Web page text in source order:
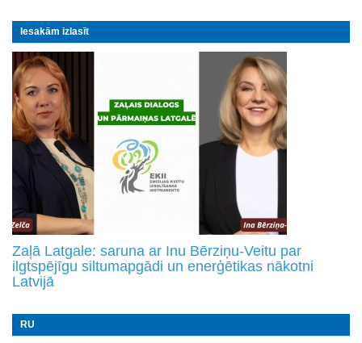
Iesakām izlasīt
Zaļā Latgale: saruna ar Inu Bērziņu-Veitu par
ilgtspējīgu siltumapgādi un enerģētikas nākotni
Latvijā
RU